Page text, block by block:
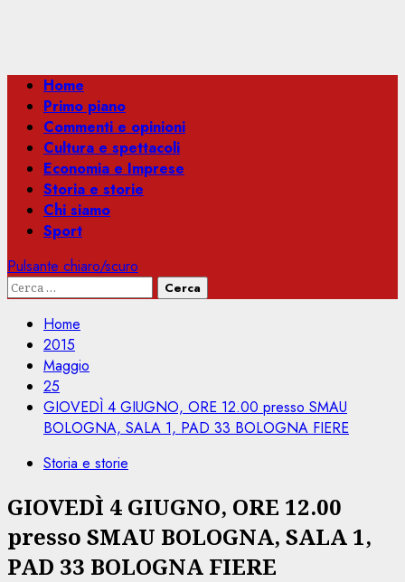
Menu
principale
Home
Primo piano
Commenti e opinioni
Cultura e spettacoli
Economia e Imprese
Storia e storie
Chi siamo
Sport
Pulsante chiaro/scuro
Ricerca
Home
2015
Maggio
25
GIOVEDÌ 4 GIUGNO, ORE 12.00 presso SMAU
BOLOGNA, SALA 1, PAD 33 BOLOGNA FIERE
Storia e storie
GIOVEDÌ 4 GIUGNO, ORE 12.00
presso SMAU BOLOGNA, SALA 1,
PAD 33 BOLOGNA FIERE